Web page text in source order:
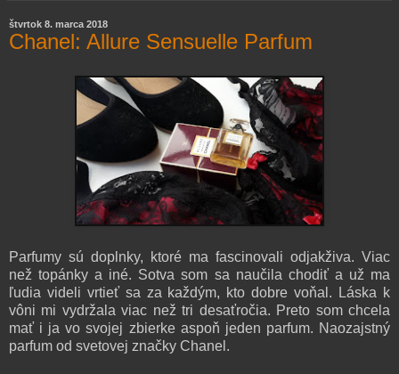
štvrtok 8. marca 2018
Chanel: Allure Sensuelle Parfum
Parfumy sú doplnky, ktoré ma fascinovali odjakživa. Viac
než topánky a iné. Sotva som sa naučila chodiť a už ma
ľudia videli vrtieť sa za každým, kto dobre voňal. Láska k
vôni mi vydržala viac než tri desaťročia. Preto som chcela
mať i ja vo svojej zbierke aspoň jeden parfum. Naozajstný
parfum od svetovej značky Chanel.